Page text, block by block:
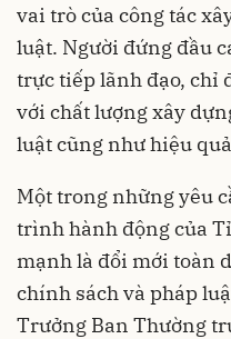
vai trò của công tác
luật. Người đứng đầu
trực tiếp lãnh đạo, chỉ
với chất lượng xây
luật cũng như hiệu
Một trong những yêu
trình hành động của
mạnh là đổi mới toàn
chính sách và pháp
Trưởng Ban Thường